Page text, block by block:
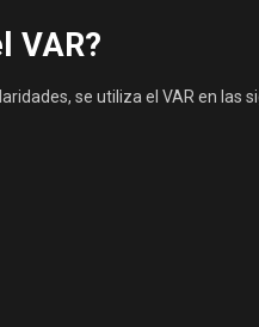
VAR?
se utiliza el VAR en las